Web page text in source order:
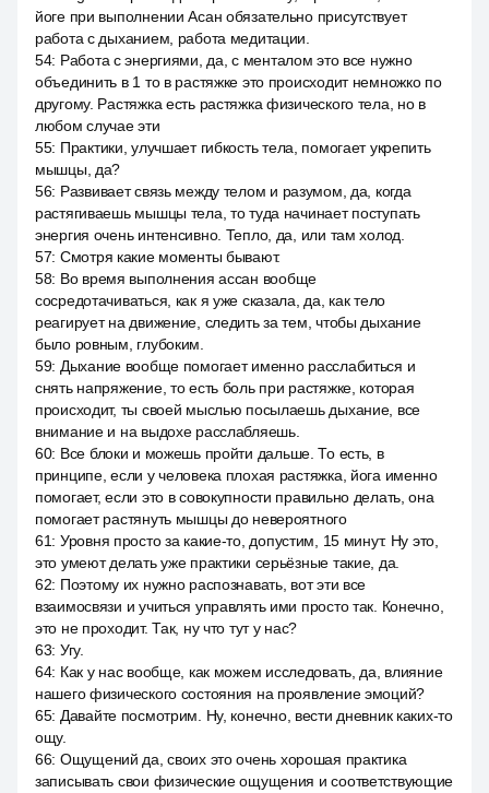
йоге при выполнении Асан обязательно присутствует
работа с дыханием, работа медитации.
54: Работа с энергиями, да, с менталом это все нужно
объединить в 1 то в растяжке это происходит немножко по
другому. Растяжка есть растяжка физического тела, но в
любом случае эти
55: Практики, улучшает гибкость тела, помогает укрепить
мышцы, да?
56: Развивает связь между телом и разумом, да, когда
растягиваешь мышцы тела, то туда начинает поступать
энергия очень интенсивно. Тепло, да, или там холод.
57: Смотря какие моменты бывают.
58: Во время выполнения ассан вообще
сосредотачиваться, как я уже сказала, да, как тело
реагирует на движение, следить за тем, чтобы дыхание
было ровным, глубоким.
59: Дыхание вообще помогает именно расслабиться и
снять напряжение, то есть боль при растяжке, которая
происходит, ты своей мыслью посылаешь дыхание, все
внимание и на выдохе расслабляешь.
60: Все блоки и можешь пройти дальше. То есть, в
принципе, если у человека плохая растяжка, йога именно
помогает, если это в совокупности правильно делать, она
помогает растянуть мышцы до невероятного
61: Уровня просто за какие-то, допустим, 15 минут. Ну это,
это умеют делать уже практики серьёзные такие, да.
62: Поэтому их нужно распознавать, вот эти все
взаимосвязи и учиться управлять ими просто так. Конечно,
это не проходит. Так, ну что тут у нас?
63: Угу.
64: Как у нас вообще, как можем исследовать, да, влияние
нашего физического состояния на проявление эмоций?
65: Давайте посмотрим. Ну, конечно, вести дневник каких-то
ощу.
66: Ощущений да, своих это очень хорошая практика
записывать свои физические ощущения и соответствующие